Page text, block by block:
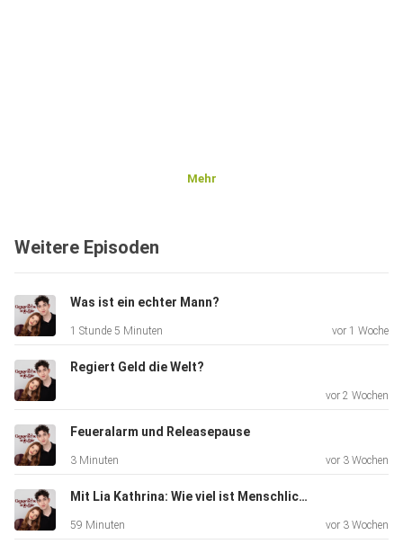
Mehr
Weitere Episoden
Was ist ein echter Mann?
1 Stunde 5 Minuten vor 1 Woche
Regiert Geld die Welt?
vor 2 Wochen
Feueralarm und Releasepause
3 Minuten vor 3 Wochen
Mit Lia Kathrina: Wie viel ist Menschlichkeit wert?
59 Minuten vor 3 Wochen